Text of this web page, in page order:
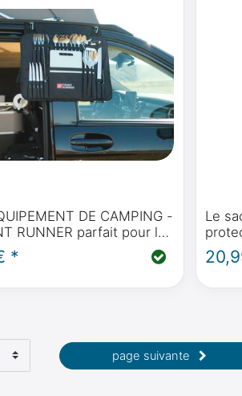
DE CAMPING -
RUNNER parfait pour le
Benz Marco Polo
Activity
*
Le
page suivante